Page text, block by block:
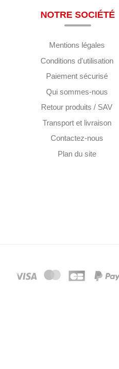
NOTRE SOCIÉTÉ
Mentions légales
Conditions d'utilisation
Paiement sécurisé
Qui sommes-nous
Retour produits / SAV
Transport et livraison
Contactez-nous
Plan du site